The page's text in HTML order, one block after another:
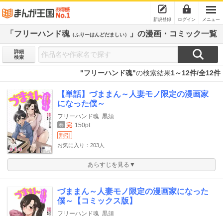
新規登録 ログイン メニュー
「フリーハンド魂（ふりーはんどだましい） 」の漫画・コミック一覧
詳細
検索
"フリーハンド魂"の検索結果1～12件/全12件
【単話】づままん～人妻モノ限定の漫画家
になった僕～
フリーハンド魂 黒須
巻 完 150pt
割引
お気に入り：203人
あらすじを見る▼
づままん～人妻モノ限定の漫画家になった
僕～【コミックス版】
フリーハンド魂 黒須